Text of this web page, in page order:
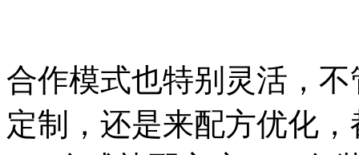
合作模式也特别灵活，不
定制，还是来配方优化